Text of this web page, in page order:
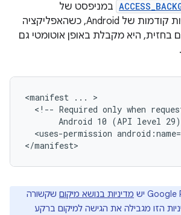
במניפסט של
האפליקציה. בגרסאות קודמות של Android, כשהאפליקציה
בחזית, היא מקבלת באופן אוטומטי גם
<manifest ...
<!-- Required only when
Android 10 (API level 29)
<uses-permission
מדיניות בנושא מיקום שקשורה
הזו מגבילה את הגישה למיקום ברקע